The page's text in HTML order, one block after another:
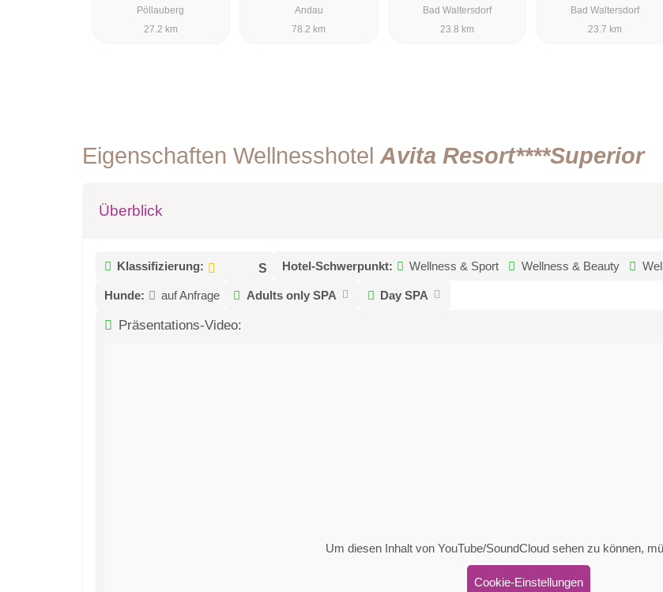
Pöllauberg
27.2 km
Andau
78.2 km
Bad Waltersdorf
23.8 km
Bad Waltersdorf
23.7 km
Eigenschaften Wellnesshotel Avita Resort****Superior
Überblick
Klassifizierung: Hotel-Schwerpunkt: Wellness & Sport Wellness & Beauty
Hunde: auf Anfrage Adults only SPA Day SPA
Präsentations-Video:
Um diesen Inhalt von YouTube/SoundCloud sehen zu können,
Cookie-Einstellungen